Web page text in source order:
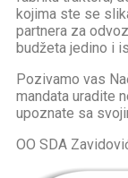
kojima ste se
partnera za
budžeta jedino i
Pozivamo vas
mandata uradite
upoznate sa
OO SDA